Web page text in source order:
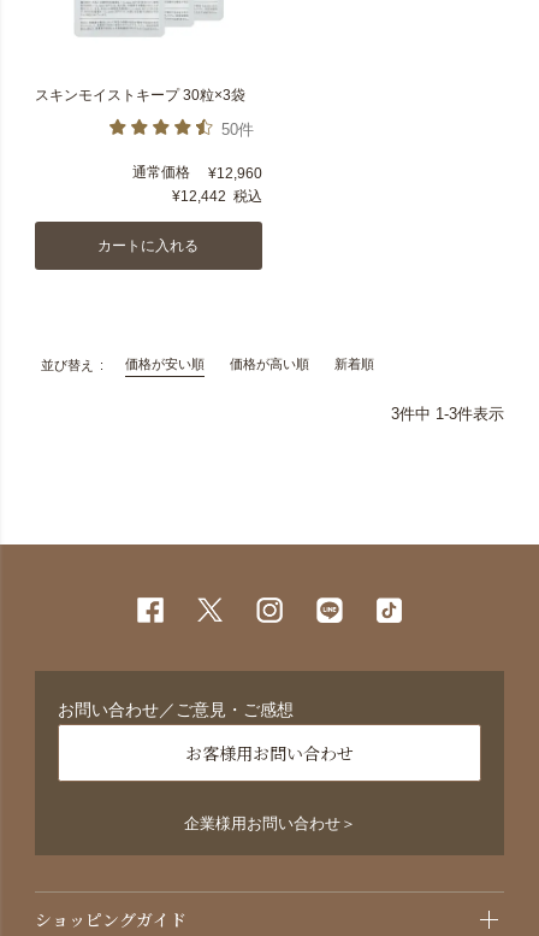
スキンモイストキープ 30粒×3袋
50件
通常価格 ¥12,960
¥12,442 税込
カートに入れる
並び替え 価格が安い順 価格が高い順 新着順
3件中 1-3件表示
お問い合わせ／ご意見・ご感想
お客様用お問い合わせ
企業様用お問い合わせ＞
ショッピングガイド